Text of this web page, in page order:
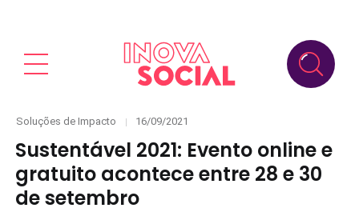
Categories
Soluções de Impacto
Posted
16/09/2021
Sustentável 2021: Evento online e
gratuito acontece entre 28 e 30
de setembro